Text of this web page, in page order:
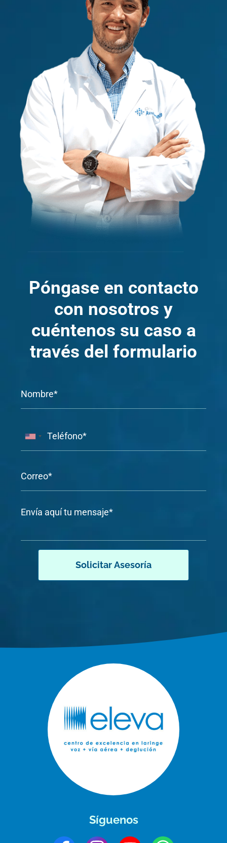
Póngase en contacto
con nosotros y
cuéntenos su caso a
través del formulario
Mensaje *
Síguenos